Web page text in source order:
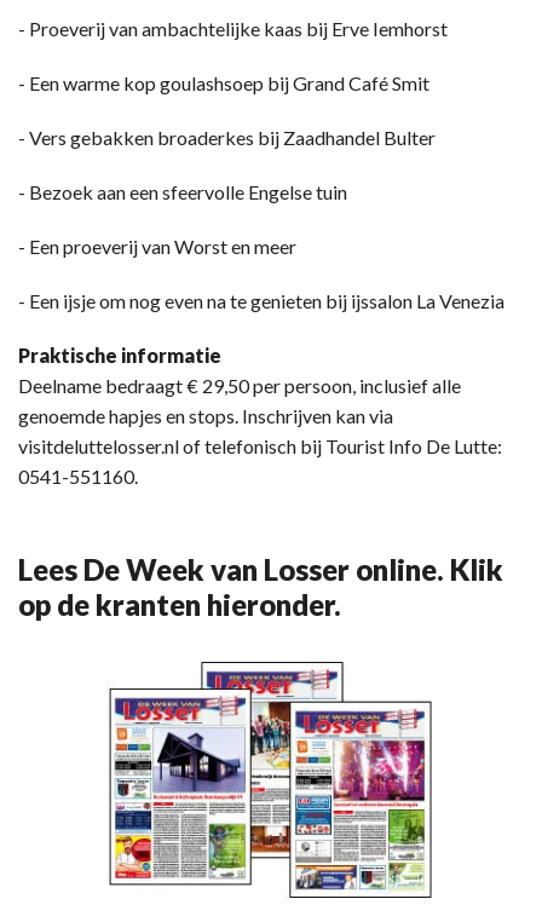
- Proeverij van ambachtelijke kaas bij Erve Iemhorst
- Een warme kop goulashsoep bij Grand Café Smit
- Vers gebakken broaderkes bij Zaadhandel Bulter
- Bezoek aan een sfeervolle Engelse tuin
- Een proeverij van Worst en meer
- Een ijsje om nog even na te genieten bij ijssalon La Venezia
Praktische informatie
Deelname bedraagt € 29,50 per persoon, inclusief alle
genoemde hapjes en stops. Inschrijven kan via
visitdeluttelosser.nl of telefonisch bij Tourist Info De Lutte:
0541-551160.
Lees De Week van Losser online. Klik
op de kranten hieronder.